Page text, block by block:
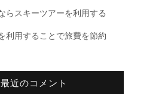
らスキーツアーを利用する
利用することで旅費を節約
最近のコメント